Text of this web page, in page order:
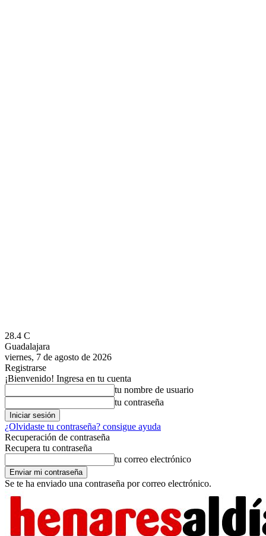
28.4 C
Guadalajara
viernes, 7 de agosto de 2026
Registrarse
¡Bienvenido! Ingresa en tu cuenta
tu nombre de usuario
tu contraseña
¿Olvidaste tu contraseña? consigue ayuda
Recuperación de contraseña
Recupera tu contraseña
tu correo electrónico
Se te ha enviado una contraseña por correo electrónico.